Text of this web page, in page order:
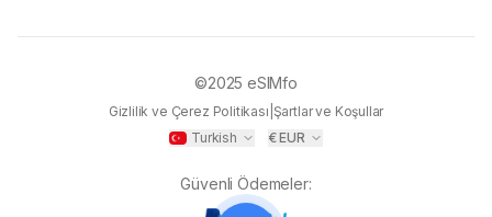
©2025 eSIMfo
Gizlilik ve Çerez Politikası Şartlar ve Koşullar
Turkish
€EUR
Güvenli Ödemeler: